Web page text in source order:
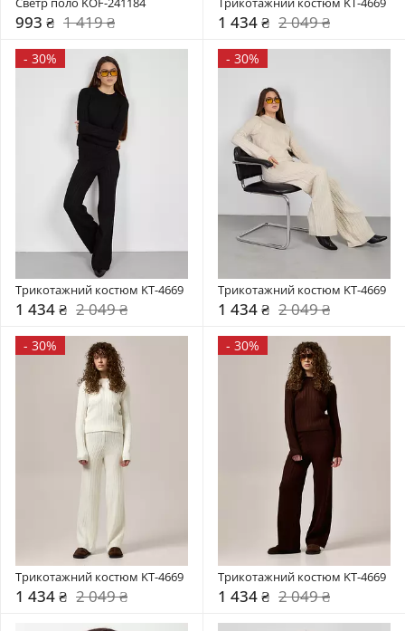
993 ₴ 1 419 ₴ 1 434 ₴ 2 049 ₴
- 30%
Трикотажний костюм KT-4669
1 434 ₴ 2 049 ₴
- 30%
Трикотажний костюм KT-4669
1 434 ₴ 2 049 ₴
- 30%
Трикотажний костюм KT-4669
1 434 ₴ 2 049 ₴
- 30%
Трикотажний костюм KT-4669
1 434 ₴ 2 049 ₴